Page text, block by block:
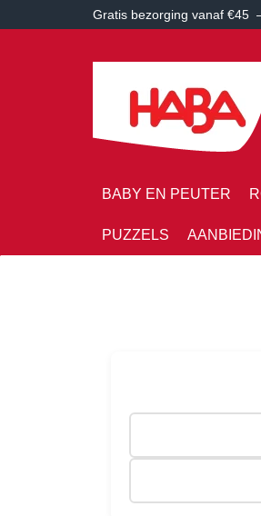
Gratis bezorging vanaf €45
BABY EN PEUTER
PUZZELS